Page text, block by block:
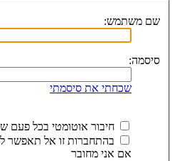
שם משתמש:
סיסמה:
שכחתי את סיסמתי
חיבור אוטומטי בכל פעם
בהתחברות זו אל תאפשר
אם אני מחובר